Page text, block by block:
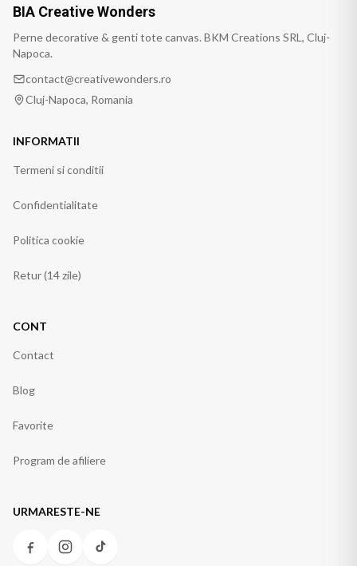
BIA Creative Wonders
Perne decorative & genti tote canvas. BKM Creations SRL, Cluj-
Napoca.
contact@creativewonders.ro
Cluj-Napoca, Romania
INFORMATII
Termeni si conditii
Confidentialitate
Politica cookie
Retur (14 zile)
CONT
Contact
Blog
Favorite
Program de afiliere
URMARESTE-NE